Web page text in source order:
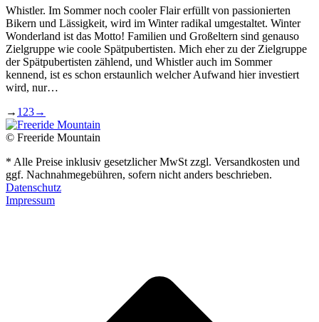
Whistler. Im Sommer noch cooler Flair erfüllt von passionierten
Bikern und Lässigkeit, wird im Winter radikal umgestaltet. Winter
Wonderland ist das Motto! Familien und Großeltern sind genauso
Zielgruppe wie coole Spätpubertisten. Mich eher zu der Zielgruppe
der Spätpubertisten zählend, und Whistler auch im Sommer
kennend, ist es schon erstaunlich welcher Aufwand hier investiert
wird, nur…
→ 1 23→
© Freeride Mountain
* Alle Preise inklusiv gesetzlicher MwSt zzgl. Versandkosten und
ggf. Nachnahmegebühren, sofern nicht anders beschrieben.
Datenschutz
Impressum